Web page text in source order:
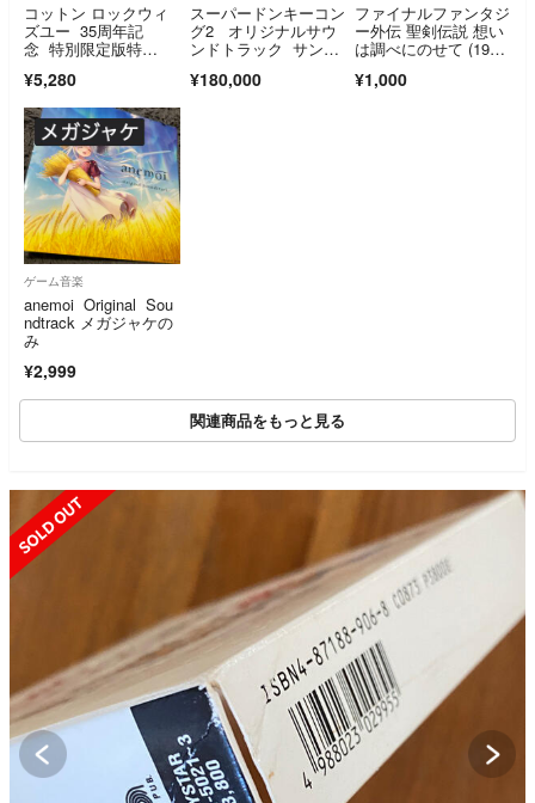
コットン ロックウィ
ズユー 35周年記
念 特別限定版特
CD
¥5,280
スーパードンキーコン
グ2 オリジナルサウ
ンドトラック サント
¥180,000
ファイナルファンタジ
ー外伝 聖剣伝説 想い
は調べにのせて (1991
¥1,000
ゲーム音楽
anemoi Original Sou
ndtrack メガジャケの
み
¥2,999
関連商品をもっと見る